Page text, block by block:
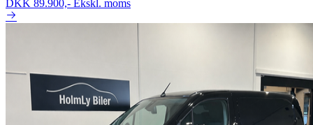
DKK 89.900,- Ekskl. moms